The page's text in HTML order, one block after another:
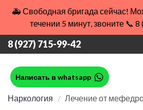
🚑 Свободная бригада сейчас!
течении 5 минут, звоните 📞
8 (927) 715-99-42
Написать в whatsapp
Наркология Лечение от